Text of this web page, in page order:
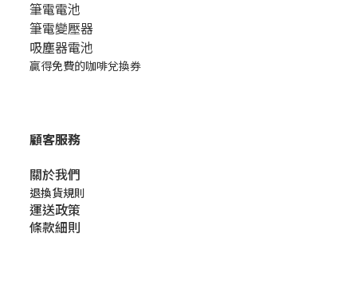
筆電電池
筆電變壓器
吸塵器電池
贏得免費的咖啡兌換券
顧客服務
關於我們​
退換貨規則
運送政策
條款細則